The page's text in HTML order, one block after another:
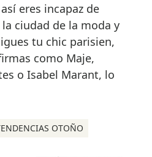
eres incapaz de
ciudad de la moda y
tu chic parisien,
como Maje,
o Isabel Marant, lo
OTOÑO